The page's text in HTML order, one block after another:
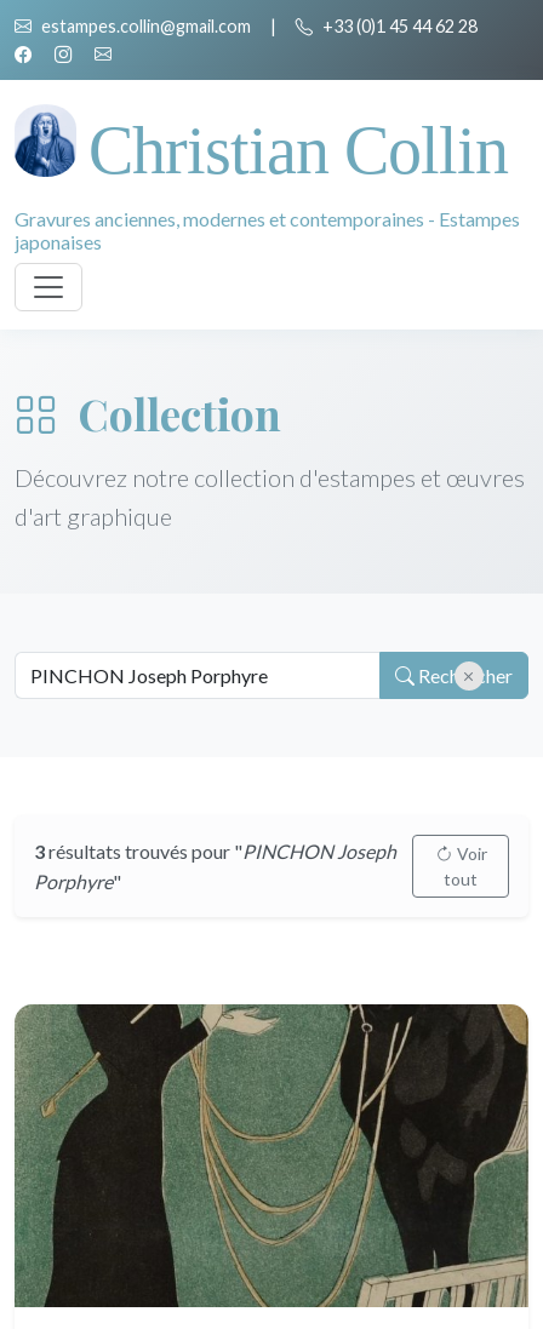
estampes.collin@gmail.com | +33 (0)1 45 44 62 28
Christian Collin
Gravures anciennes, modernes et contemporaines - Estampes
japonaises
Collection
Découvrez notre collection d'estampes et œuvres
d'art graphique
Rechercher
3résultats trouvés pour "PINCHON Joseph
Porphyre"
Voir
tout